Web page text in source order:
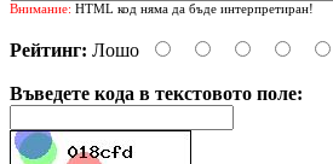
Внимание: HTML код няма да бъде интерпретиран!
Рейтинг: Лошо
Въведете кода в текстовото поле: